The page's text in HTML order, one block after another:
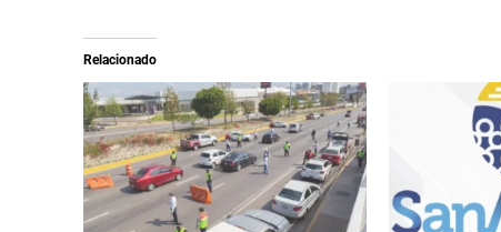
e
a
b
r
e
e
n
u
n
a
v
e
t
t
r
e
n
F
a
c
e
b
o
o
(
Relacionado